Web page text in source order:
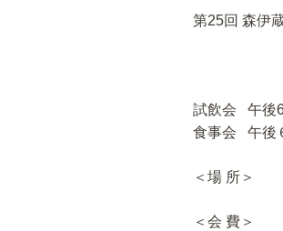
第25回 森伊
試飲会 午後
食事会 午後
＜場 所＞
＜会 費＞